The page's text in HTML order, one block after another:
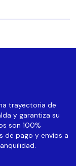
trayectoria de
y garantiza su
son 100%
de pago y envíos a